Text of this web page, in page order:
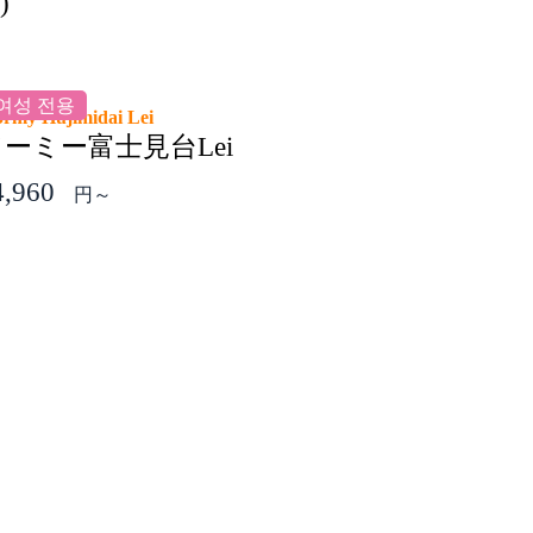
성 전용
Hujimidai Lei
ミー富士見台Lei
円～